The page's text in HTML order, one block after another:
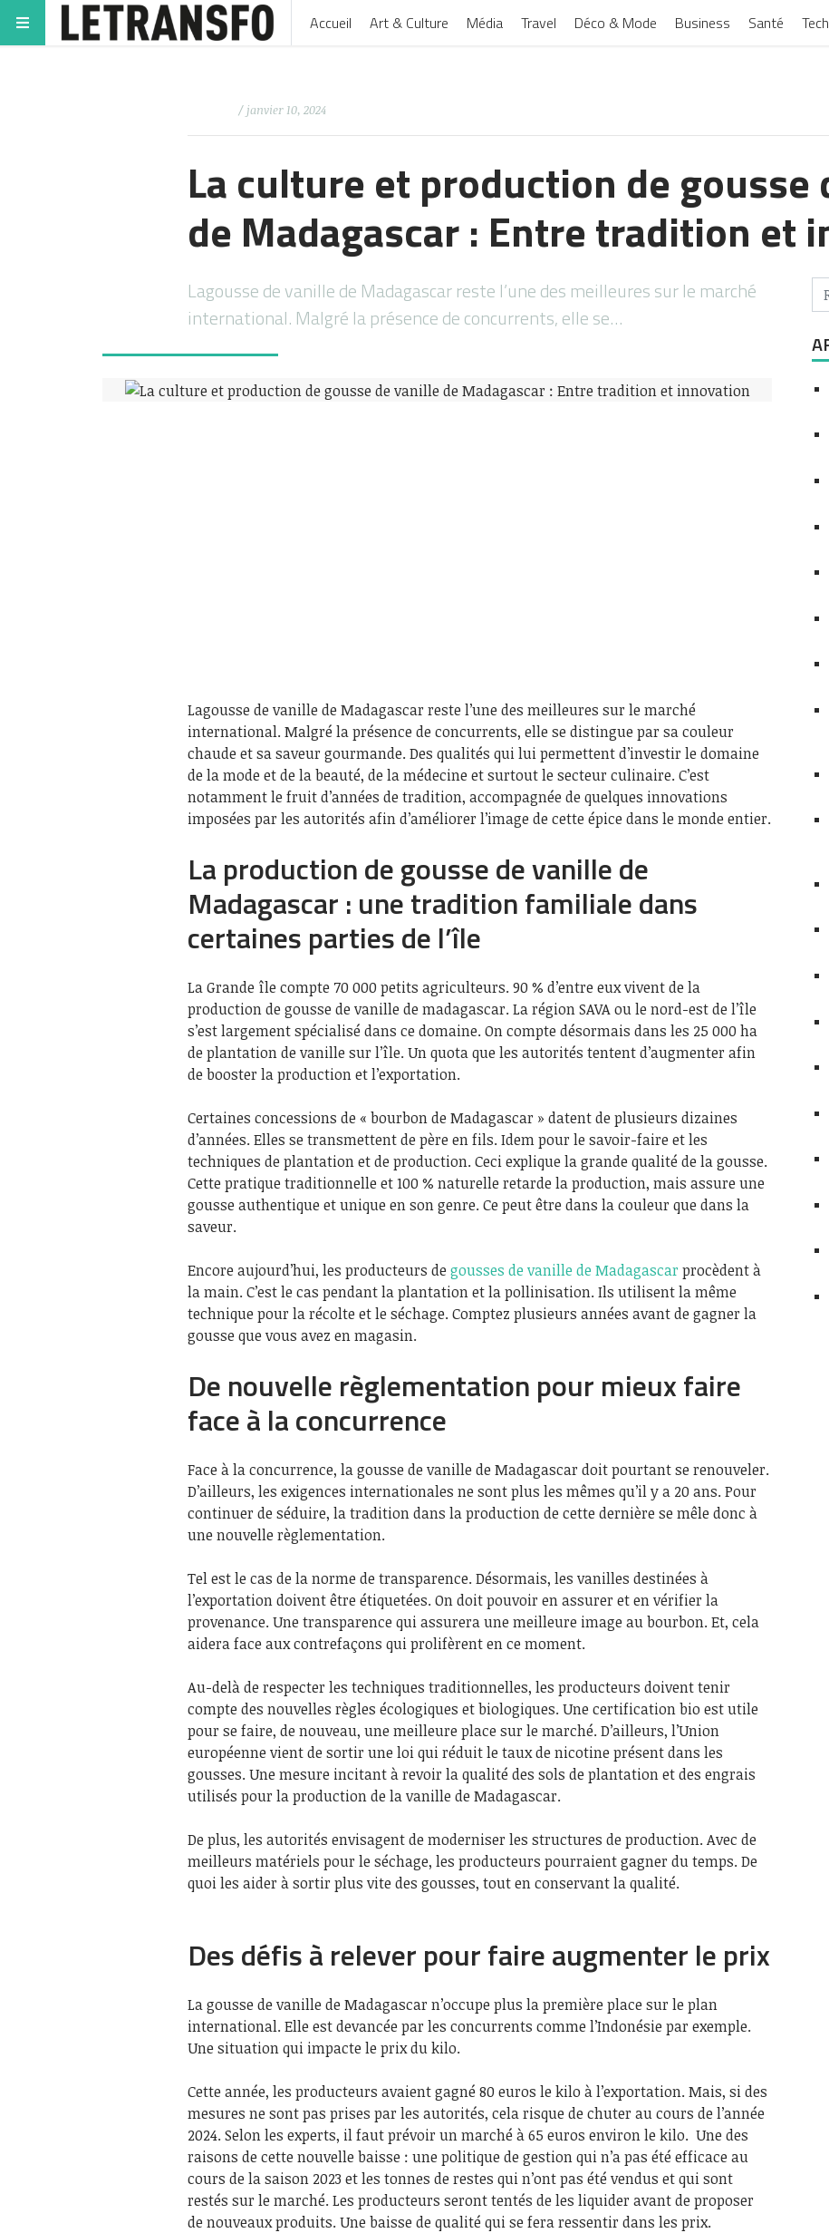
Accueil Art & Culture Média Travel Déco & Mode Business Santé
/ janvier 10, 2024
La culture et production de gousse
de Madagascar : Entre tradition et
Lagousse de vanille de Madagascar reste l’une des meilleures sur le marché
international. Malgré la présence de concurrents, elle se…
Lagousse de vanille de Madagascar reste l’une des meilleures sur le marché
international. Malgré la présence de concurrents, elle se distingue par sa couleur
chaude et sa saveur gourmande. Des qualités qui lui permettent d’investir le domaine
de la mode et de la beauté, de la médecine et surtout le secteur culinaire. C’est
notamment le fruit d’années de tradition, accompagnée de quelques innovations
imposées par les autorités afin d’améliorer l’image de cette épice dans le monde entier.
La production de gousse de vanille de
Madagascar : une tradition familiale dans
certaines parties de l’île
La Grande île compte 70 000 petits agriculteurs. 90 % d’entre eux vivent de la
production de gousse de vanille de madagascar. La région SAVA ou le nord-est de l’île
s’est largement spécialisé dans ce domaine. On compte désormais dans les 25 000 ha
de plantation de vanille sur l’île. Un quota que les autorités tentent d’augmenter afin
de booster la production et l’exportation.
Certaines concessions de « bourbon de Madagascar » datent de plusieurs dizaines
d’années. Elles se transmettent de père en fils. Idem pour le savoir-faire et les
techniques de plantation et de production. Ceci explique la grande qualité de la gousse.
Cette pratique traditionnelle et 100 % naturelle retarde la production, mais assure une
gousse authentique et unique en son genre. Ce peut être dans la couleur que dans la
saveur.
Encore aujourd’hui, les producteurs de gousses de vanille de Madagascar procèdent à
la main. C’est le cas pendant la plantation et la pollinisation. Ils utilisent la même
technique pour la récolte et le séchage. Comptez plusieurs années avant de gagner la
gousse que vous avez en magasin.
De nouvelle règlementation pour mieux faire
face à la concurrence
Face à la concurrence, la gousse de vanille de Madagascar doit pourtant se renouveler.
D’ailleurs, les exigences internationales ne sont plus les mêmes qu’il y a 20 ans. Pour
continuer de séduire, la tradition dans la production de cette dernière se mêle donc à
une nouvelle règlementation.
Tel est le cas de la norme de transparence. Désormais, les vanilles destinées à
l’exportation doivent être étiquetées. On doit pouvoir en assurer et en vérifier la
provenance. Une transparence qui assurera une meilleure image au bourbon. Et, cela
aidera face aux contrefaçons qui prolifèrent en ce moment.
Au-delà de respecter les techniques traditionnelles, les producteurs doivent tenir
compte des nouvelles règles écologiques et biologiques. Une certification bio est utile
pour se faire, de nouveau, une meilleure place sur le marché. D’ailleurs, l’Union
européenne vient de sortir une loi qui réduit le taux de nicotine présent dans les
gousses. Une mesure incitant à revoir la qualité des sols de plantation et des engrais
utilisés pour la production de la vanille de Madagascar.
De plus, les autorités envisagent de moderniser les structures de production. Avec de
meilleurs matériels pour le séchage, les producteurs pourraient gagner du temps. De
quoi les aider à sortir plus vite des gousses, tout en conservant la qualité.
Des défis à relever pour faire augmenter le prix
La gousse de vanille de Madagascar n’occupe plus la première place sur le plan
international. Elle est devancée par les concurrents comme l’Indonésie par exemple.
Une situation qui impacte le prix du kilo.
Cette année, les producteurs avaient gagné 80 euros le kilo à l’exportation. Mais, si des
mesures ne sont pas prises par les autorités, cela risque de chuter au cours de l’année
2024. Selon les experts, il faut prévoir un marché à 65 euros environ le kilo. Une des
raisons de cette nouvelle baisse : une politique de gestion qui n’a pas été efficace au
cours de la saison 2023 et les tonnes de restes qui n’ont pas été vendus et qui sont
restés sur le marché. Les producteurs seront tentés de les liquider avant de proposer
de nouveaux produits. Une baisse de qualité qui se fera ressentir dans les prix.